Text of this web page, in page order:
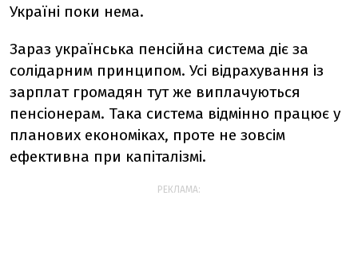
Україні поки нема.
Зараз українська пенсійна система діє за
солідарним принципом. Усі відрахування із
зарплат громадян тут же виплачуються
пенсіонерам. Така система відмінно працює у
планових економіках, проте не зовсім
ефективна при капіталізмі.
РЕКЛАМА: